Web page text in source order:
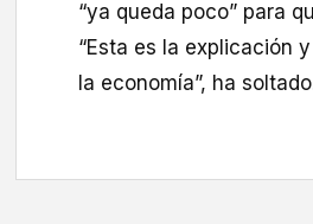
“ya queda poco” para
“Esta es la explicación
la economía”, ha